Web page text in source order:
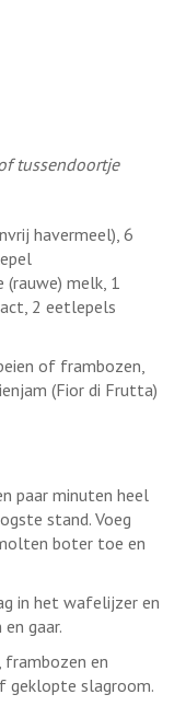
tussendoortje
havermeel), 6
melk, 1
2 eetlepels
of frambozen,
(Fior di Frutta)
paar minuten heel
stand. Voeg
boter toe en
in het wafelijzer en
gaar.
frambozen en
geklopte slagroom.